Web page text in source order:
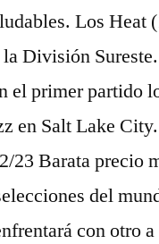
Los Heat
la División
el primer partido
en Salt Lake
23 Barata precio
del
con otro